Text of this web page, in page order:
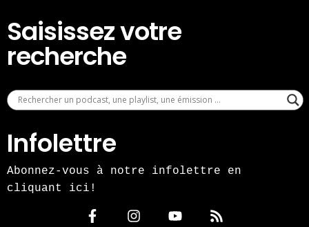
Saisissez votre
recherche
Infolettre
Abonnez-vous à notre infolettre en
cliquant ici!